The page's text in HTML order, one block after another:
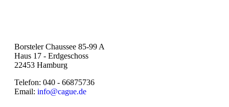
Borsteler Chaussee 85-99 A
Haus 17 - Erdgeschoss
22453 Hamburg
Telefon: 040 - 66875736
Email: info@cague.de